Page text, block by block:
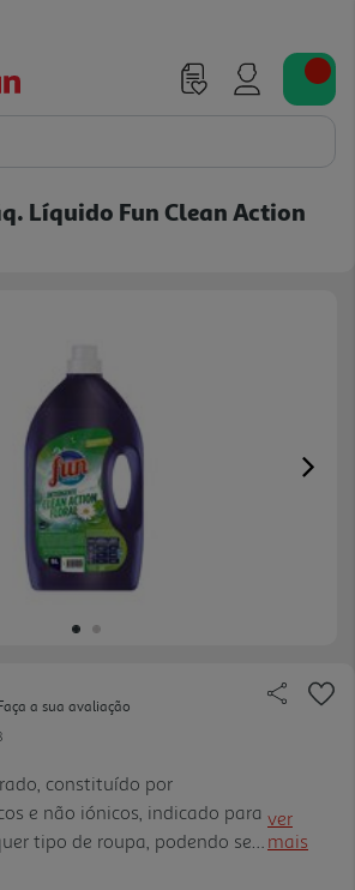
Líquido Fun Clean Action
Faça a sua avaliação
constituído por
e não iónicos, indicado para
tipo de roupa, podendo ser
e em roupa de cor. É um
ver
mais